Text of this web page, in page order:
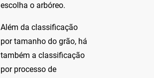
escolha o arbóreo.
Além da classificação
por tamanho do grão, há
também a classificação
por processo de